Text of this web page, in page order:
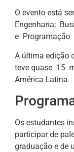
O evento está
Engenharia;
e
A última edição
teve quase 15
América Latina.
Os estudantes
participar de
graduação e de